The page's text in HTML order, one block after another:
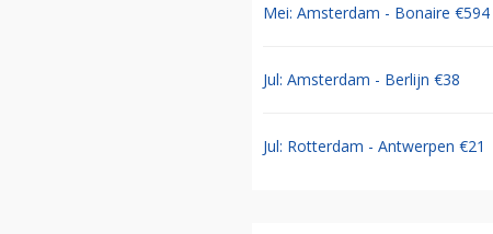
Mei: Amsterdam - Bonaire €594
Jul: Amsterdam - Berlijn €38
Jul: Rotterdam - Antwerpen €21